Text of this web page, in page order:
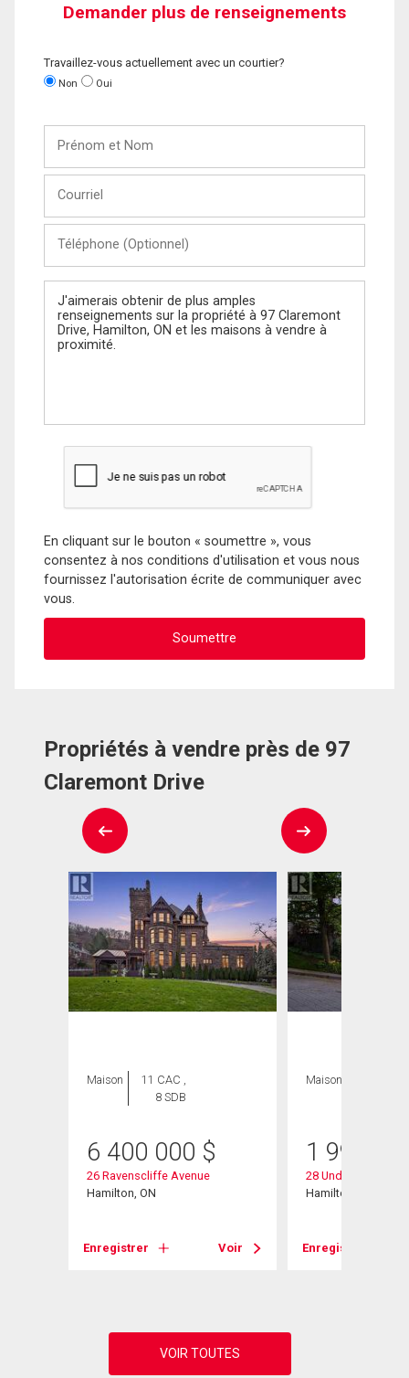
Demander plus de renseignements
Travaillez-vous actuellement avec un courtier?
Non Oui
Nom
(Optionnel)
Message
En cliquant sur le bouton « soumettre », vous
consentez à nos conditions d'utilisation et vous nous
fournissez l'autorisation écrite de communiquer avec
vous.
Propriétés à vendre près de 97
Claremont Drive
Maison
11 CAC ,
8 SDB
6 400 000 $
26 Ravenscliffe Avenue
Hamilton, ON
Enregistrer Voir
Maison
1 998
28 Undercliffe
Hamilton, ON
Enregistrer